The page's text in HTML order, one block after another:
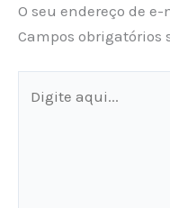
O seu endereço de
Campos obrigatórios
aqui...